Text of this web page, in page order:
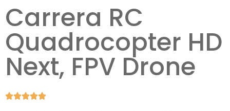
Carrera RC
Quadrocopter HD
Next, FPV Drone
